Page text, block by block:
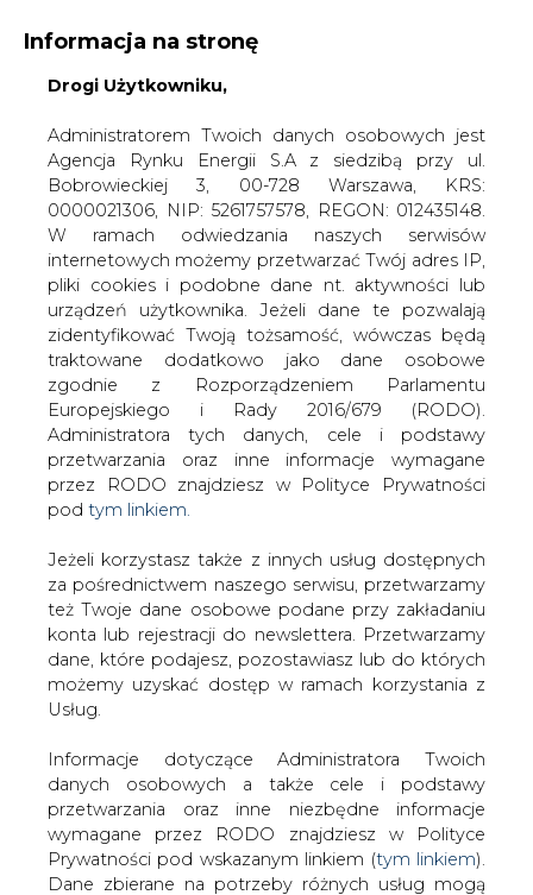
KONTAKT:
WYDAWCA PORTALU:
WYSOKI KONTRAST WIELKOŚĆ TEKSTU A A
ZALOGUJ SIĘ
WŁĄCZ CIRE.TV
Informacja na stronę
Drogi Użytkowniku,
Administratorem Twoich danych osobowych jest
Agencja Rynku Energii S.A z siedzibą przy ul.
Bobrowieckiej 3, 00-728 Warszawa, KRS:
0000021306, NIP: 5261757578, REGON: 012435148.
W ramach odwiedzania naszych serwisów
internetowych możemy przetwarzać Twój adres IP,
pliki cookies i podobne dane nt. aktywności lub
urządzeń użytkownika. Jeżeli dane te pozwalają
zidentyfikować Twoją tożsamość, wówczas będą
traktowane dodatkowo jako dane osobowe
zgodnie z Rozporządzeniem Parlamentu
Europejskiego i Rady 2016/679 (RODO).
Administratora tych danych, cele i podstawy
przetwarzania oraz inne informacje wymagane
przez RODO znajdziesz w Polityce Prywatności
pod tym linkiem.
Jeżeli korzystasz także z innych usług dostępnych
za pośrednictwem naszego serwisu, przetwarzamy
też Twoje dane osobowe podane przy zakładaniu
konta lub rejestracji do newslettera. Przetwarzamy
dane, które podajesz, pozostawiasz lub do których
możemy uzyskać dostęp w ramach korzystania z
Usług.
Informacje dotyczące Administratora Twoich
danych osobowych a także cele i podstawy
przetwarzania oraz inne niezbędne informacje
wymagane przez RODO znajdziesz w Polityce
Prywatności pod wskazanym linkiem (tym linkiem).
Dane zbierane na potrzeby różnych usług mogą
Strona główna RYNEK GAZU
Współpraca spółek
energetycznych z samorządami kluczem w walce ze
smogiem
drukuj
skomentuj
udostępnij